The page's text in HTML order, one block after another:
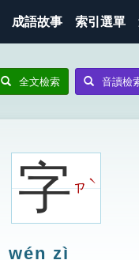
成語故事 索引選單
全文檢索 音讀檢
字ㄗ
ˋ
wén zì